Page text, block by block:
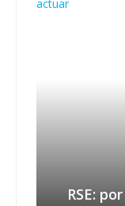
RSE: